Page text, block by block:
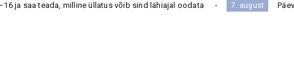
milline üllatus võib sind lähiajal oodata 7. august Päevahoroskoop